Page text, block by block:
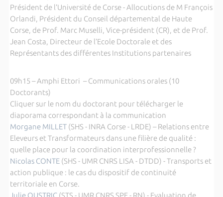
Président de l’Université de Corse - Allocutions de M François
Orlandi, Président du Conseil départemental de Haute
Corse, de Prof. Marc Muselli, Vice-président (CR), et de Prof.
Jean Costa, Directeur de l’Ecole Doctorale et des
Représentants des différentes Institutions partenaires
09h15 – Amphi Ettori – Communications orales (10
Doctorants)
Cliquer sur le nom du doctorant pour télécharger le
diaporama correspondant à la communication
Morgane MILLET(SHS - INRA Corse - LRDE) – Relations entre
Eleveurs et Transformateurs dans une filière de qualité :
quelle place pour la coordination interprofessionnelle ?
Nicolas CONTE (SHS - UMR CNRS LISA - DTDD) - Transports et
action publique : le cas du dispositif de continuité
territoriale en Corse.
Julie OUSTRIC(STS - UMR CNRS SPE - RN) - Evaluation de